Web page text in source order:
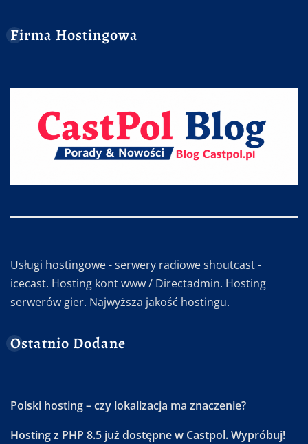
Firma Hostingowa
Usługi hostingowe - serwery radiowe shoutcast -
icecast. Hosting kont www / Directadmin. Hosting
serwerów gier. Najwyższa jakość hostingu.
Ostatnio Dodane
Polski hosting – czy lokalizacja ma znaczenie?
Hosting z PHP 8.5 już dostępne w Castpol. Wypróbuj!